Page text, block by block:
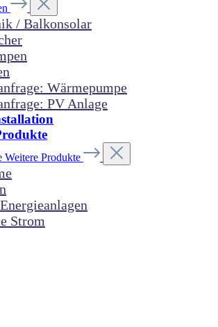
/ Balkonsolar
Wärmepumpe
PV Anlage
Weitere Produkte
Strom